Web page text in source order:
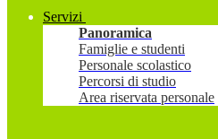
Servizi
Panoramica
Famiglie e studenti
Personale scolastico
Percorsi di studio
Area riservata personale